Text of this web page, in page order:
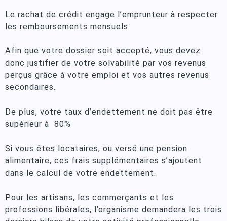
Le rachat de crédit engage l’emprunteur à respecter
les remboursements mensuels.
Afin que votre dossier soit accepté, vous devez
donc justifier de votre solvabilité par vos revenus
perçus grâce à votre emploi et vos autres revenus
secondaires.
De plus, votre taux d’endettement ne doit pas être
supérieur à 80%
Si vous êtes locataires, ou versé une pension
alimentaire, ces frais supplémentaires s’ajoutent
dans le calcul de votre endettement.
Pour les artisans, les commerçants et les
professions libérales, l’organisme demandera les trois